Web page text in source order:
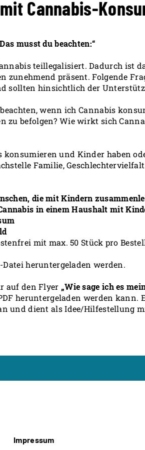
Cannabis-
musst du beachten:“
teillegalisiert. Dadurch ist
zunehmend präsent. Folgende
sollten hinsichtlich der
wenn ich Cannabis
zu befolgen? Wie wirkt sich
konsumieren und Kinder haben
Familie,
die mit Kindern
in einem Haushalt mit
mit max. 50 Stück pro
heruntergeladen werden.
auf den Flyer „Wie sage ich es
heruntergeladen werden
und dient als Idee/Hilfestellung
Impressum